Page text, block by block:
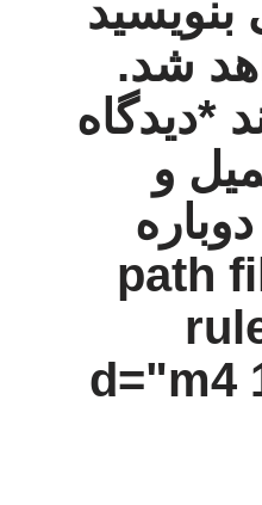
بنویسید
شد.
*دیدگاه
و
<path
d="m4